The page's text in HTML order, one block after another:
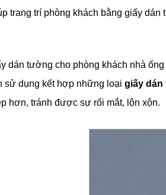
trang trí phòng khách bằng giấy dán
dán tường cho phòng khách nhà
sử dụng kết hợp những loại giấy dán
hơn, tránh được sự rối mắt, lộn xộn.